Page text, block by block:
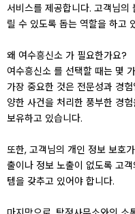
서비스를 제공합니다. 고객님의
릴 수 있도록 돕는 역할을 하고
왜 여수흥신소 가 필요한가요?
여수흥신소 를 선택할 때는 몇
가장 중요한 것은 전문성과 경
양한 사건을 처리한 풍부한 경
보유하고 있습니다.
또한, 고객님의 개인 정보 보호
출이나 정보 노출이 없도록 고
템을 갖추고 있어야 합니다.